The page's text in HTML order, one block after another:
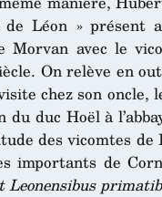
Léon » présent
Morvan avec le
On relève en
chez son oncle,
duc Hoël à
des vicomtes de
importants de
Leonensibus